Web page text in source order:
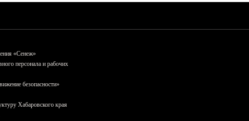
«Сенеж»
персонала и рабочих
безопасности»
Хабаровского края